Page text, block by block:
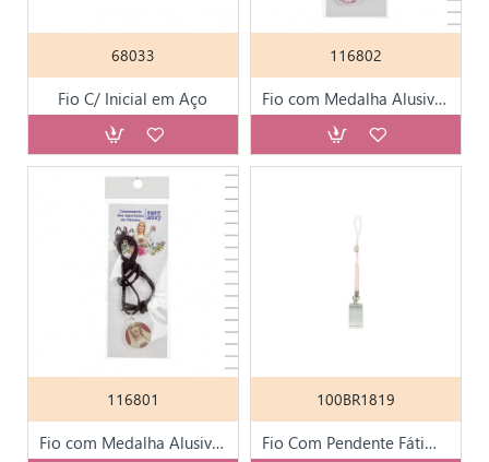
68033
Fio C/ Inicial em Aço
116802
Fio com Medalha Alusiva ao Centenário de Fátima
116801
Fio com Medalha Alusiva ao Centenário de Fátima
100BR1819
Fio Com Pendente Fátima Cristal P/ Tlm KN2 400